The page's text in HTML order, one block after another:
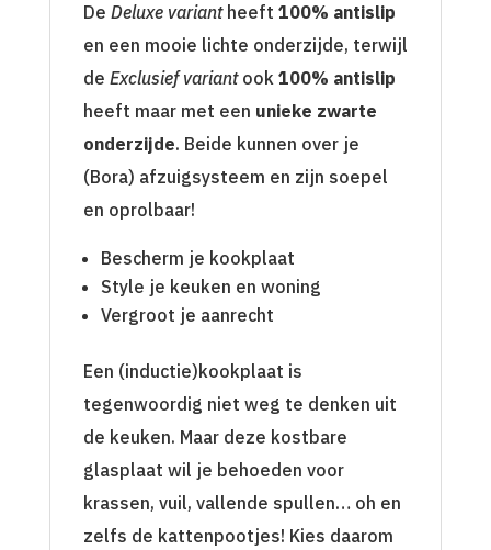
De Deluxe variantheeft 100% antislip
en een mooie lichte onderzijde, terwijl
de Exclusief variantook 100% antislip
heeft maar met een unieke zwarte
onderzijde. Beide kunnen over je
(Bora) afzuigsysteem en zijn soepel
en oprolbaar!
Bescherm je kookplaat
Style je keuken en woning
Vergroot je aanrecht
Een (inductie)kookplaat is
tegenwoordig niet weg te denken uit
de keuken. Maar deze kostbare
glasplaat wil je behoeden voor
krassen, vuil, vallende spullen… oh en
zelfs de kattenpootjes! Kies daarom